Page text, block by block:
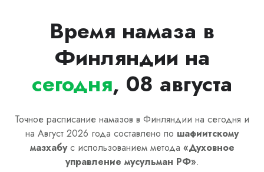
Время намаза в
Финляндии на
сегодня, 08 августа
Точное расписание намазов в Финляндии на сегодня и
на Август 2026 года составлено по шафиитскому
мазхабус использованием метода «Духовное
управление мусульман РФ».